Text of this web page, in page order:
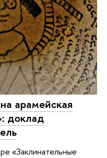
арамейская
доклад
«Заклинательные